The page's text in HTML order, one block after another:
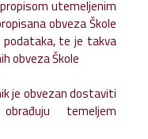
utemeljenim
obveza Škole
podataka, te je takva
obveza Škole
je obvezan dostaviti
temeljem